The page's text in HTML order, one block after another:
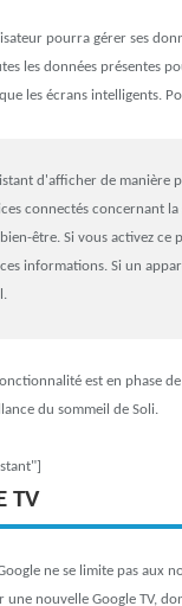
pourra gérer ses
les données présentes
les écrans intelligents.
d'afficher de manière
connectés concernant
être. Si vous activez
informations. Si un
est en phase
du sommeil de Soli.
TV
ne se limite pas aux
une nouvelle Google TV,